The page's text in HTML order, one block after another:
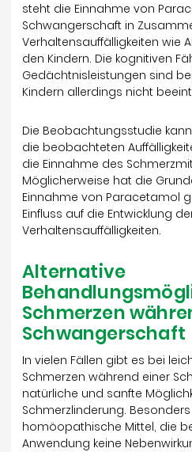
steht die Einnahme von
Schwangerschaft in
Verhaltensauffälligkeiten wie
den Kindern. Die kognitiven
Gedächtnisleistungen sind
Kindern allerdings nicht
Die Beobachtungsstudie
die beobachteten
die Einnahme des
Möglicherweise hat die
Einnahme von Paracetamol
Einfluss auf die Entwicklung
Verhaltensauffälligkeiten.
Alternative
Schmerzen
Schwangerschaft
In vielen Fällen gibt es bei
Schmerzen während einer
natürliche und sanfte
Schmerzlinderung.
homöopathische Mittel, die
Anwendung keine